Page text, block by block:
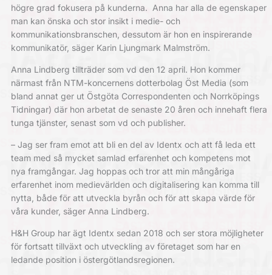
högre grad fokusera på kunderna. Anna har alla de egenskaper
man kan önska och stor insikt i medie- och
kommunikationsbranschen, dessutom är hon en inspirerande
kommunikatör, säger Karin Ljungmark Malmström.
Anna Lindberg tillträder som vd den 12 april. Hon kommer
närmast från NTM-koncernens dotterbolag Öst Media (som
bland annat ger ut Östgöta Correspondenten och Norrköpings
Tidningar) där hon arbetat de senaste 20 åren och innehaft flera
tunga tjänster, senast som vd och publisher.
– Jag ser fram emot att bli en del av Identx och att få leda ett
team med så mycket samlad erfarenhet och kompetens mot
nya framgångar. Jag hoppas och tror att min mångåriga
erfarenhet inom medievärlden och digitalisering kan komma till
nytta, både för att utveckla byrån och för att skapa värde för
våra kunder, säger Anna Lindberg.
H&H Group har ägt Identx sedan 2018 och ser stora möjligheter
för fortsatt tillväxt och utveckling av företaget som har en
ledande position i östergötlandsregionen.